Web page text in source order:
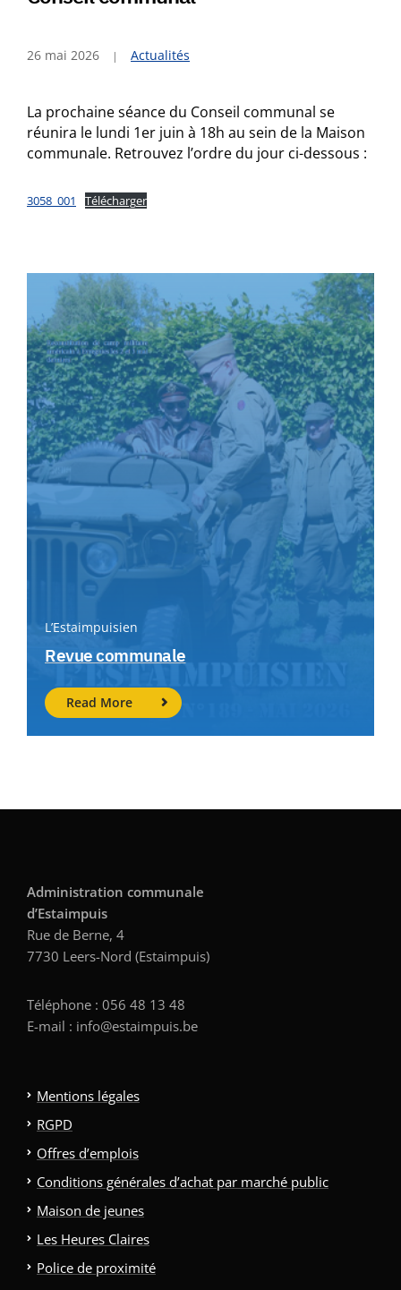
L’Estaimpuisien
Revue communale
Read More
26 mai 2026 Actualités
La prochaine séance du Conseil communal se
réunira le lundi 1er juin à 18h au sein de la Maison
communale. Retrouvez l’ordre du jour ci-dessous :
3058_001 Télécharger
Administration communale
d’Estaimpuis
Rue de Berne, 4
7730 Leers-Nord (Estaimpuis)
Téléphone : 056 48 13 48
E-mail : info@estaimpuis.be
Mentions légales
RGPD
Offres d’emplois
Conditions générales d’achat par marché public
Maison de jeunes
Les Heures Claires
Police de proximité